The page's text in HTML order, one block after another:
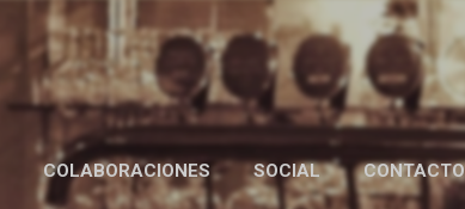
Ir al contenido principal
COLABORACIONES SOCIAL CONTACTO